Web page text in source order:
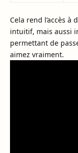
Cela rend l’accès
intuitif, mais aussi
permettant de
aimez vraiment.